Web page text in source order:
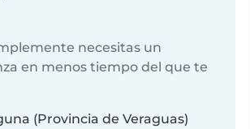
necesitas un
en menos tiempo del que te
(Provincia de Veraguas)